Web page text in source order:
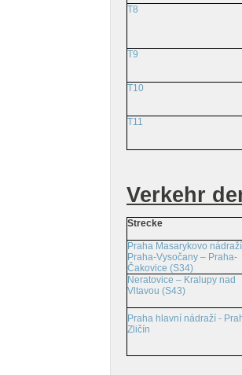
T8
T9
T10
T11
Verkehr
Strecke
Praha Masarykovo
Praha-Vysočany – Praha-
Čakovice (S34)
Neratovice – Kralupy nad
Vltavou (S43)
Praha hlavní nádraží -
Zličín